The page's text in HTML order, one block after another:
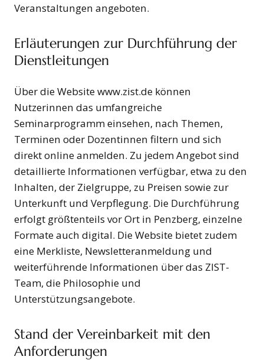
Veranstaltungen angeboten.
Erläuterungen zur Durchführung der
Dienstleitungen
Über die Website www.zist.de können
Nutzerinnen das umfangreiche
Seminarprogramm einsehen, nach Themen,
Terminen oder Dozentinnen filtern und sich
direkt online anmelden. Zu jedem Angebot sind
detaillierte Informationen verfügbar, etwa zu den
Inhalten, der Zielgruppe, zu Preisen sowie zur
Unterkunft und Verpflegung. Die Durchführung
erfolgt größtenteils vor Ort in Penzberg, einzelne
Formate auch digital. Die Website bietet zudem
eine Merkliste, Newsletteranmeldung und
weiterführende Informationen über das ZIST-
Team, die Philosophie und
Unterstützungsangebote.
Stand der Vereinbarkeit mit den
Anforderungen